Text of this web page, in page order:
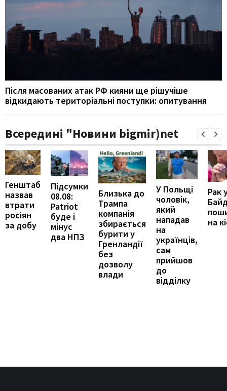
Після масованих атак РФ кияни ще рішучіше
відкидають територіальні поступки: опитування
Всередині "Новини bigmir)net
Генштаб
назвав
втрати
росіян
за добу
Підсумки
08.08:
Patriot
буде і
мінус
два НПЗ
Близька до
Трампа
компанія
збирається
бурити у
Гренландії
без
дозволу
влади
У Польщі
чоловік,
який
нападав
на
українців,
сам
прийшов
до
відділку
Рак
на